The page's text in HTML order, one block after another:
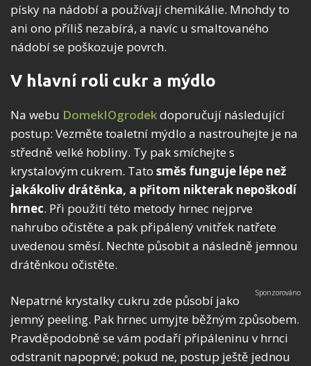
písky na nádobí a používají chemikálie. Mnohdy to
ani ono příliš nezabírá, a navíc u smaltovaného
nádobí se poškozuje povrch.
V hlavní roli cukr a mýdlo
Na webu DomekIOgrodekdoporučují následující
postup: Vezměte toaletní mýdlo a nastrouhejte je na
středně velké hobliny. Ty pak smíchejte s
krystalovým cukrem. Tato směs funguje lépe než
jakákoliv drátěnka, a přitom nikterak nepoškodí
hrnec. Při použití této metody hrnec nejprve
nahrubo očistěte a pak připálený vnitřek natřete
uvedenou směsí. Nechte působit a následně jemnou
drátěnkou očistěte.
Nepatrné krystalky cukru zde působí jako
jemný peeling. Pak hrnec umyjte běžným způsobem.
Pravděpodobně se vám podaří připáleninu v hrnci
odstranit napoprvé; pokud ne, postup ještě jednou